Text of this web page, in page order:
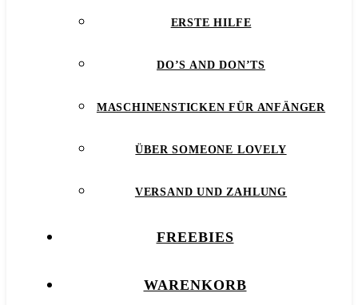
ERSTE HILFE
DO’S AND DON’TS
MASCHINENSTICKEN FÜR ANFÄNGER
ÜBER SOMEONE LOVELY
VERSAND UND ZAHLUNG
FREEBIES
WARENKORB